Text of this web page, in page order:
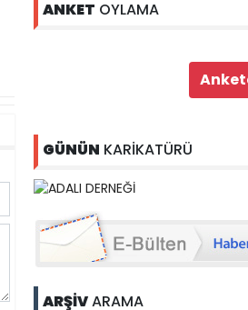
ANKET OYLAMA
GÜNÜN KARİKATÜRÜ
ARŞİVARAMA